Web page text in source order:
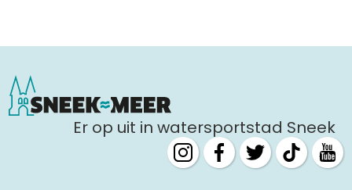
Er op uit in watersportstad Sneek